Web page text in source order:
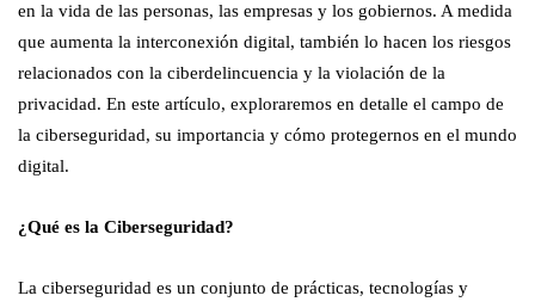
en la vida de las personas, las empresas y los gobiernos. A medida
que aumenta la interconexión digital, también lo hacen los riesgos
relacionados con la ciberdelincuencia y la violación de la
privacidad. En este artículo, exploraremos en detalle el campo de
la ciberseguridad, su importancia y cómo protegernos en el mundo
digital.
¿Qué es la Ciberseguridad?
La ciberseguridad es un conjunto de prácticas, tecnologías y